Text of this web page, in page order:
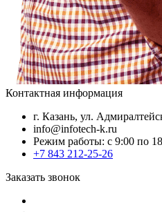
Контактная информация
г. Казань, ул.
info@infotech-k.ru
Режим работы: с 9:00 по
+7 843 212-25-26
Заказать звонок